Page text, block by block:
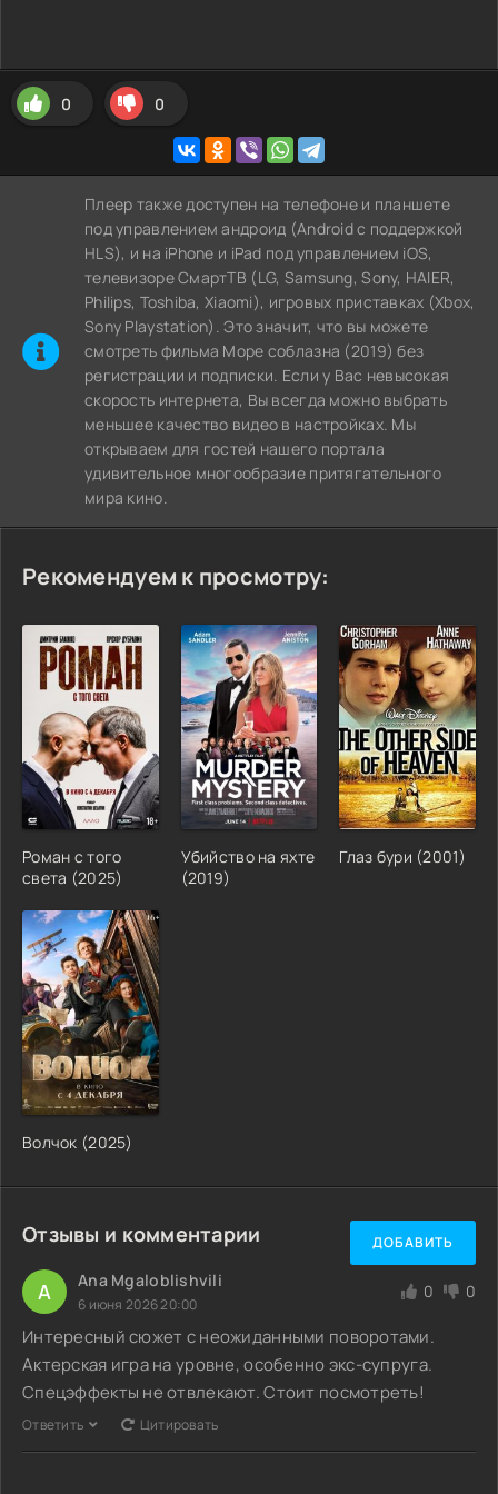
0 0
Плеер также доступен на телефоне и планшете
под управлением андроид (Android с поддержкой
HLS), и на iPhone и iPad под управлением iOS,
телевизоре СмартТВ (LG, Samsung, Sony, HAIER,
Philips, Toshiba, Xiaomi), игровых приставках (Xbox,
Sony Playstation). Это значит, что вы можете
cмотреть фильма Море соблазна (2019) без
регистрации и подписки. Если у Вас невысокая
скорость интернета, Вы всегда можно выбрать
меньшее качество видео в настройках. Мы
открываем для гостей нашего портала
удивительное многообразие притягательного
мира кино.
Рекомендуем к просмотру:
Роман с того
света (2025)
Убийство на яхте
(2019)
Глаз бури (2001)
Волчок (2025)
Отзывы и комментарии ДОБАВИТЬ
A Ana Mgaloblishvili
6 июня 2026 20:00
0 0
Интересный сюжет с неожиданными поворотами.
Актерская игра на уровне, особенно экс-супруга.
Спецэффекты не отвлекают. Стоит посмотреть!
Ответить Цитировать